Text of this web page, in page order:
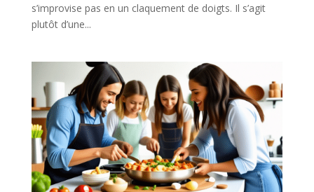
s’improvise pas en un claquement de doigts. Il s’agit
plutôt d’une...